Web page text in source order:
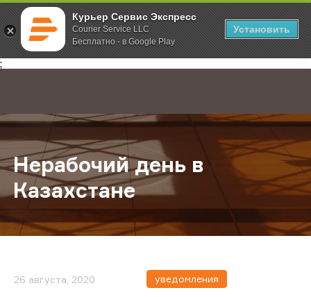
Курьер Сервис Экспресс
Courier Service LLC
Бесплатно - в Google Play
Установить
;
Главная О компании Новости Нерабочий день в Казахстане
Нерабочий день в
Казахстане
26 августа, 2020 уведомления